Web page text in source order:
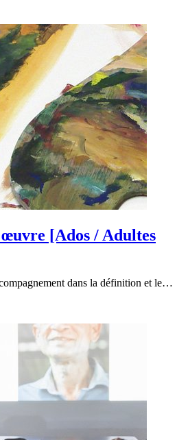
[Ados / Adultes
dans la définition et le…